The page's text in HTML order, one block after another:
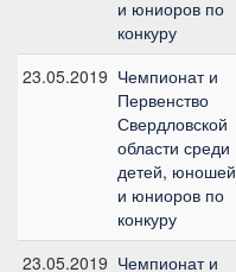
и юниоров по
конкуру
23.05.2019 Чемпионат и
Первенство
Свердловской
области среди
детей, юношей
и юниоров по
конкуру
23.05.2019 Чемпионат и